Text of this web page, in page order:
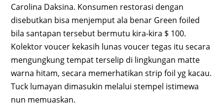
Carolina Daksina. Konsumen restorasi dengan
disebutkan bisa menjemput ala benar Green foiled
bila santapan tersebut bermutu kira-kira $ 100.
Kolektor voucer kekasih lunas voucer tegas itu secara
mengungkung tempat terselip di lingkungan matte
warna hitam, secara memerhatikan strip foil yg kacau.
Tuck lumayan dimasukin melalui stempel istimewa
nun memuaskan.